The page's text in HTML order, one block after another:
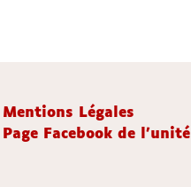
Mentions Légales
Page Facebook de l'unité